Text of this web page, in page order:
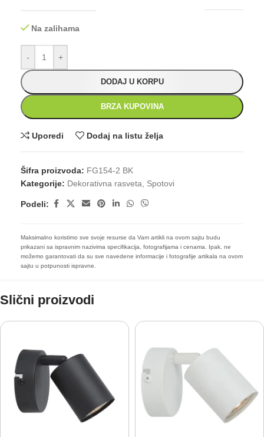
Na zalihama
- +
DODAJ U KORPU
BRZA KUPOVINA
Uporedi Dodaj na listu želja
Šifra proizvoda: FG154-2 BK
Kategorije: Dekorativna rasveta Spotovi
Podeli:
Maksimalno koristimo sve svoje resurse da Vam artikli na ovom sajtu budu
prikazani sa ispravnim nazivima specifikacija, fotografijama i cenama. Ipak, ne
možemo garantovati da su sve navedene informacije i fotografije artikala na ovom
sajtu u potpunosti ispravne.
Slični proizvodi